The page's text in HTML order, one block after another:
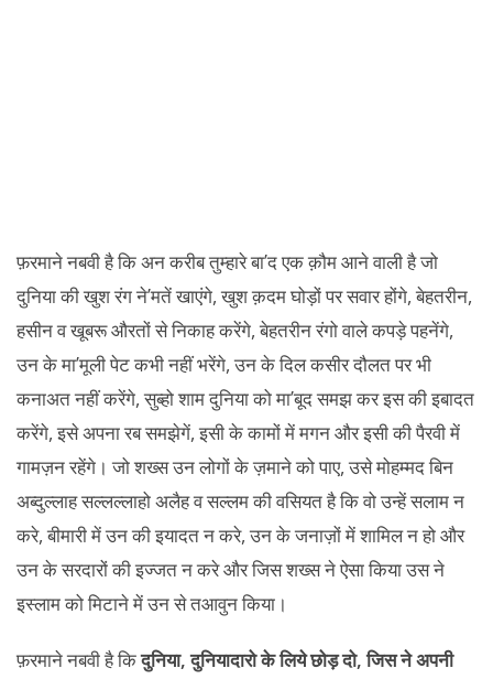
फ़रमाने नबवी है कि अन करीब तुम्हारे बा’द एक क़ौम आने वाली है जो
दुनिया की खुश रंग ने’मतें खाएंगे, खुश क़दम घोड़ों पर सवार होंगे, बेहतरीन,
हसीन व खूबरू औरतों से निकाह करेंगे, बेहतरीन रंगो वाले कपड़े पहनेंगे,
उन के मा’मूली पेट कभी नहीं भरेंगे, उन के दिल कसीर दौलत पर भी
कनाअत नहीं करेंगे, सुब्हो शाम दुनिया को मा’बूद समझ कर इस की इबादत
करेंगे, इसे अपना रब समझेगें, इसी के कामों में मगन और इसी की पैरवी में
गामज़न रहेंगे। जो शख्स उन लोगों के ज़माने को पाए, उसे मोहम्मद बिन
अब्दुल्लाह सल्लल्लाहो अलैह व सल्लम की वसियत है कि वो उन्हें सलाम न
करे, बीमारी में उन की इयादत न करे, उन के जनाज़ों में शामिल न हो और
उन के सरदारों की इज्जत न करे और जिस शख्स ने ऐसा किया उस ने
इस्लाम को मिटाने में उन से तआवुन किया।
फ़रमाने नबवी है किदुनिया, दुनियादारो के लिये छोड़ दो, जिस ने अपनी